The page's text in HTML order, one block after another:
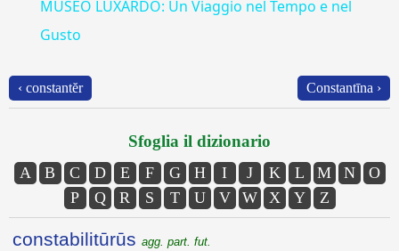
MUSEO LUXARDO: Un Viaggio nel Tempo e nel
Gusto
‹ constantĕr Constantīna ›
Sfoglia il dizionario
A B C D E F G H I J K L M N
O
P
Q R S T U V W X Y Z
constabilitūrūs agg. part. fut.